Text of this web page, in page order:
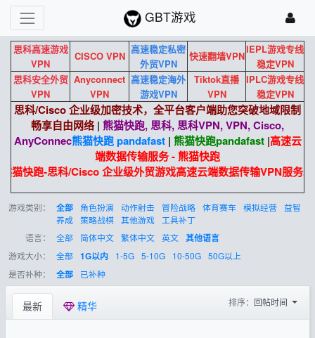
GBT游戏
思科高速游戏
VPN
CISCO VPN
高速稳定私密
外贸VPN
快速翻墙VPN
IEPL游戏专线
稳定VPN
思科安全外贸
VPN
Anyconnect
VPN
高速稳定海外
游戏VPN
Tiktok直播
VPN
IPLC游戏专线
稳定VPN
思科/Cisco 企业级加密技术，全平台客户端助您突破地域限制
畅享自由网络 | 熊猫快跑, 思科, 思科VPN, VPN, Cisco,
AnyConnec熊猫快跑 pandafast| 熊猫快跑pandafast|高速云
端数据传输服务 - 熊猫快跑
熊猫快跑-思科/Cisco 企业级外贸游戏高速云端数据传输VPN服务
游戏类别： 全部 角色扮演 动作射击 冒险战略 体育赛车 模拟经营 益智
养成 策略战棋 其他游戏
工具补丁
语言：
全部 简体中文 繁体中文 英文 其他语言
游戏大小：
全部 1G以内 1-5G 5-10G 10-50G 50G以上
是否补种：
全部 已补种
最新 精华 排序： 回帖时间